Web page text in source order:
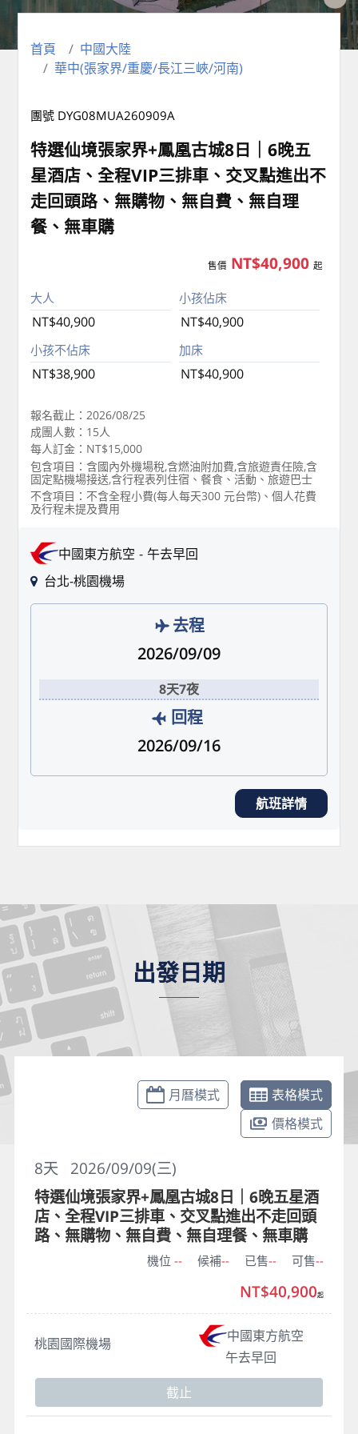
首頁
中國大陸
華中(張家界/重慶/長江三峽/河南)
團號 DYG08MUA260909A
特選仙境張家界+鳳凰古城8日｜6晚五
星酒店、全程VIP三排車、交叉點進出不
走回頭路、無購物、無自費、無自理
餐、無車購
售價 NT$40,900 起
大人
NT$40,900
小孩佔床
NT$40,900
小孩不佔床
NT$38,900
加床
NT$40,900
報名截止：2026/08/25
成團人數：15人
每人訂金：NT$15,000
包含項目：含國內外機場稅,含燃油附加費,含旅遊責任險,含
固定點機場接送,含行程表列住宿、餐食、活動、旅遊巴士
不含項目：不含全程小費(每人每天300 元台幣)、個人花費
及行程未提及費用
中國東方航空
午去早回
台北-桃園機場
去程
2026/09/09
8天7夜
回程
2026/09/16
航班詳情
出發日期
月曆模式
表格模式
價格模式
2026/09/09(三)
8天
特選仙境張家界+鳳凰古城8日｜6晚五星酒
店、全程VIP三排車、交叉點進出不走回頭
路、無購物、無自費、無自理餐、無車購
機位 -- 候補-- 已售-- 可售--
桃園國際機場
中國東方航空
午去早回
NT$40,900起
截止